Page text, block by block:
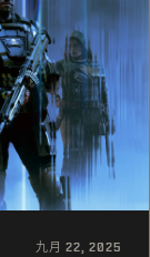
九月 22, 2025